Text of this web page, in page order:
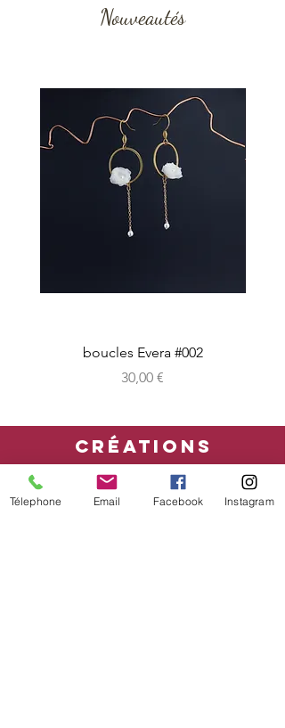
Nouveautés
boucles Evera #002
Prix
30,00 €
CRéATIONS
sur-mesure
boutique en ligne
Télephone Email Facebook Instagram